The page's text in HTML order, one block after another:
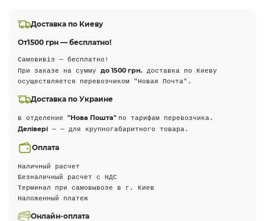
Доставка по Киеву
От1500 грн — бесплатно!
Самовивіз — бесплатно!
При заказе на сумму до 1500 грн. доставка по Киеву
осуществляется перевозчиком "Новая Почта".
Доставка по Украине
в отделение "Нова Пошта" по тарифам перевозчика.
Делівері — — для крупногабаритного товара.
Оплата
Наличный расчет
Безналичный расчет с НДС
Терминал при самовывозе в г. Киев
Наложенный платеж
Онлайн-оплата